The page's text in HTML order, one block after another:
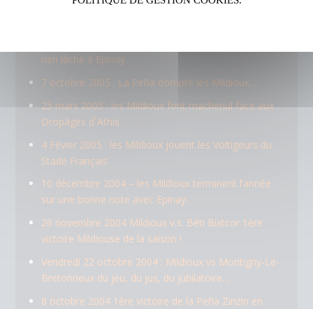
les Mildioux rompent une longue série de non-
rien lâché à Epinay
7 octobre 2005 : La Peña dompte les Mildioux…
25 mars 2005 : les Mildioux font machenul face aux
Dropâgés d´Athis
4 Févier 2005 : les Mildioux jouent les Voltigeurs du
Stade Français
10 décembre 2004 – les Mildioux terminent l’année
sur une bonne note avec Epinay…
26 novembre 2004 Mildioux v.s. Béti Bixtcor 1ère
victoire Mildiouse de la saison !
Vendredi 22 octobre 2004 : Mildioux vs Montigny-Le-
Bretonneux du jeu, du jus, du jubilatoire…
8 octobre 2004 1ère victoire de la Peña Zinzin en